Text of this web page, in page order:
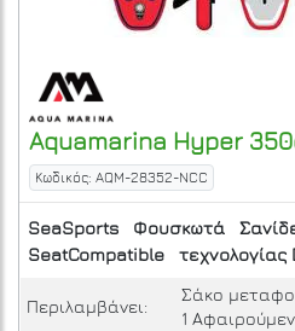
Aquamarina Hyper
Κωδικός: AQM-28352-NCC
SeaSports Φουσκωτά
SeatCompatible
τεχνολογίας
Περιλαμβάνει:
Σάκο
1